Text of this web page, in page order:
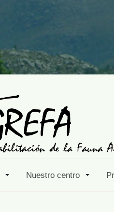
Nuestro centro